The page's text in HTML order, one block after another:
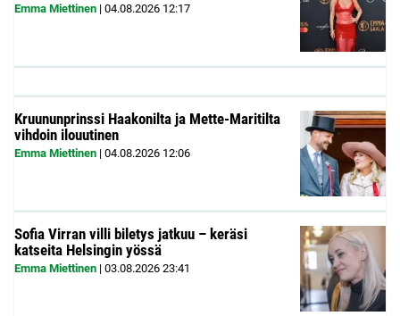
Emma Miettinen | 04.08.2026 12:17
Kruununprinssi Haakonilta ja Mette-Maritilta
vihdoin ilouutinen
Emma Miettinen | 04.08.2026 12:06
Sofia Virran villi biletys jatkuu – keräsi
katseita Helsingin yössä
Emma Miettinen | 03.08.2026 23:41